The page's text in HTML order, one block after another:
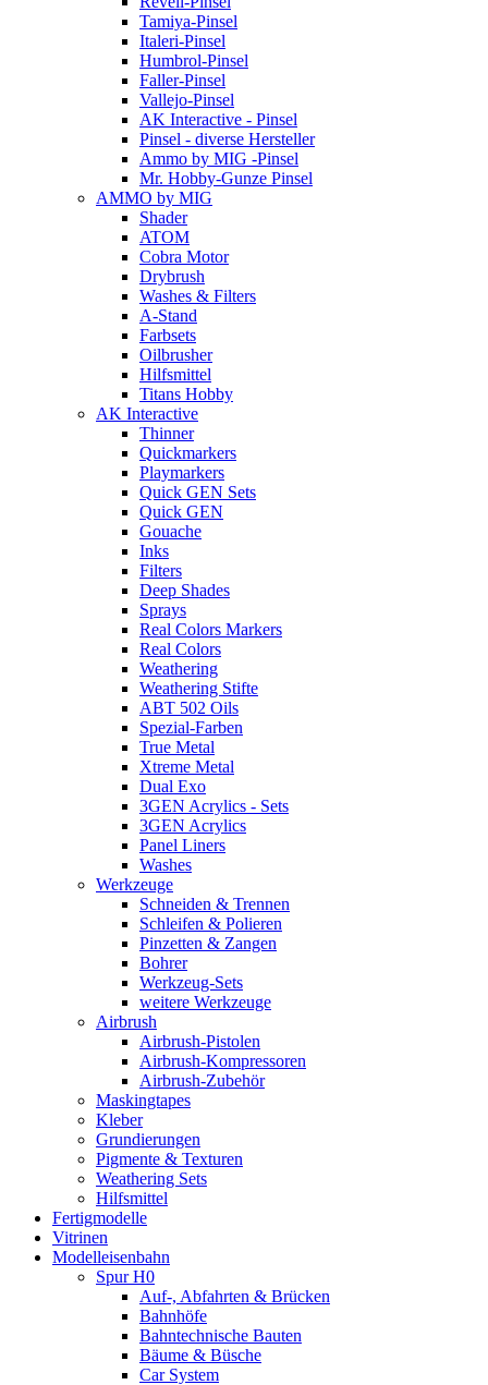
Tamiya-Pinsel
Italeri-Pinsel
Humbrol-Pinsel
Faller-Pinsel
Vallejo-Pinsel
AK Interactive - Pinsel
Pinsel - diverse Hersteller
Ammo by MIG -Pinsel
Mr. Hobby-Gunze Pinsel
AMMO by MIG
Shader
ATOM
Cobra Motor
Drybrush
Washes & Filters
A-Stand
Farbsets
Oilbrusher
Hilfsmittel
Titans Hobby
AK Interactive
Thinner
Quickmarkers
Playmarkers
Quick GEN Sets
Quick GEN
Gouache
Inks
Filters
Deep Shades
Sprays
Real Colors Markers
Real Colors
Weathering
Weathering Stifte
ABT 502 Oils
Spezial-Farben
True Metal
Xtreme Metal
Dual Exo
3GEN Acrylics - Sets
3GEN Acrylics
Panel Liners
Washes
Werkzeuge
Schneiden & Trennen
Schleifen & Polieren
Pinzetten & Zangen
Bohrer
Werkzeug-Sets
weitere Werkzeuge
Airbrush
Airbrush-Pistolen
Airbrush-Kompressoren
Airbrush-Zubehör
Maskingtapes
Kleber
Grundierungen
Pigmente & Texturen
Weathering Sets
Hilfsmittel
Fertigmodelle
Vitrinen
Modelleisenbahn
Spur H0
Auf-, Abfahrten & Brücken
Bahnhöfe
Bahntechnische Bauten
Bäume & Büsche
Car System